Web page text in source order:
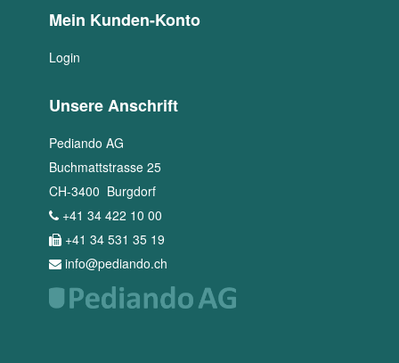
Mein Kunden-Konto
Login
Unsere Anschrift
Pediando AG
Buchmattstrasse 25
CH-3400 Burgdorf
+41 34 422 10 00
+41 34 531 35 19
info@pediando.ch